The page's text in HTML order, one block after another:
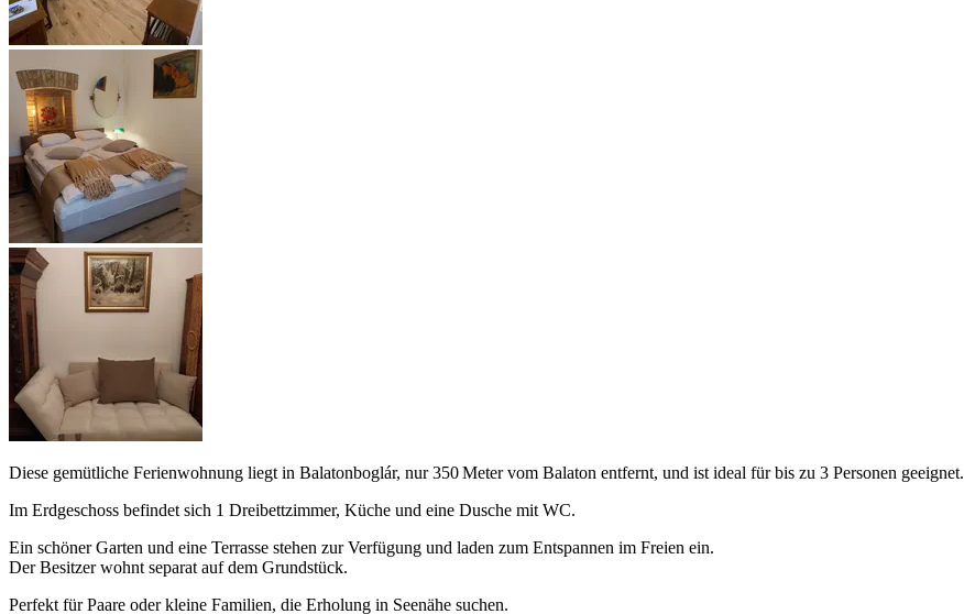
Diese gemütliche Ferienwohnung liegt in Balatonboglár, nur 350 Meter vom Balaton entfernt, und ist ideal für bis zu 3 Personen geeignet.
Im Erdgeschoss befindet sich 1 Dreibettzimmer, Küche und eine Dusche mit WC.
Ein schöner Garten und eine Terrasse stehen zur Verfügung und laden zum Entspannen im Freien ein.
Der Besitzer wohnt separat auf dem Grundstück.
Perfekt für Paare oder kleine Familien, die Erholung in Seenähe suchen.